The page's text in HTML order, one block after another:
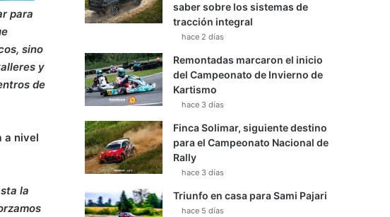
para
sino
y
de
a nivel
la
saber sobre los sistemas de
tracción integral
hace 2 días
Remontadas marcaron el inicio
del Campeonato de Invierno de
Kartismo
hace 3 días
Finca Solimar, siguiente destino
para el Campeonato Nacional de
Rally
hace 3 días
Triunfo en casa para Sami Pajari
hace 5 días